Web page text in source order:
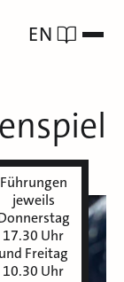
EN
Führungen
jeweils
17.30 Uhr
und Freitag
10.30 Uhr